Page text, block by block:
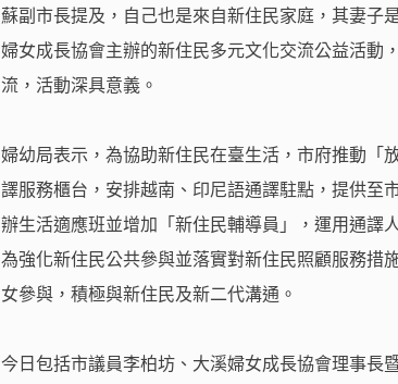
蘇副市長提及，自己也是來自新住民家庭，其妻子
婦女成長協會主辦的新住民多元文化交流公益活動
流，活動深具意義。
婦幼局表示，為協助新住民在臺生活，市府推動「
譯服務櫃台，安排越南、印尼語通譯駐點，提供至
辦生活適應班並增加「新住民輔導員」，運用通譯
為強化新住民公共參與並落實對新住民照顧服務措
女參與，積極與新住民及新二代溝通。
今日包括市議員李柏坊、大溪婦女成長協會理事長